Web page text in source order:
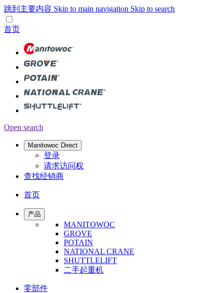
跳到主要内容 Skip to main navigation Skip to search
首页
Open search
Manitowoc Direct
登录
请求访问权
查找经销商
首页
产品
MANITOWOC
GROVE
POTAIN
NATIONAL CRANE
SHUTTLELIFT
二手起重机
零部件